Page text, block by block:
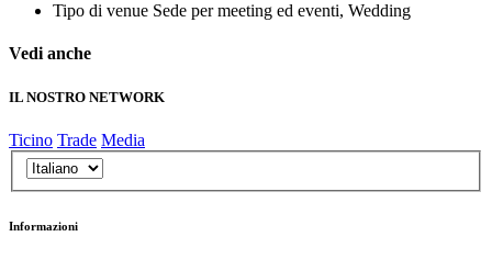
Tipo di venue Sede per meeting ed eventi, Wedding
Vedi anche
IL NOSTRO NETWORK
Ticino Trade Media
Informazioni